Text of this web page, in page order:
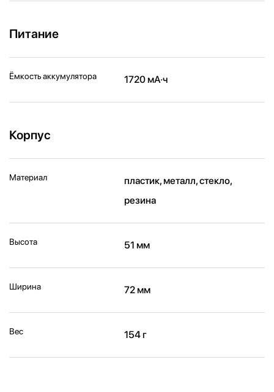
Питание
Ёмкость аккумулятора 1720 мА·ч
Корпус
Материал
пластик, металл, стекло,
резина
Высота 51 мм
Ширина 72 мм
Вес 154 г